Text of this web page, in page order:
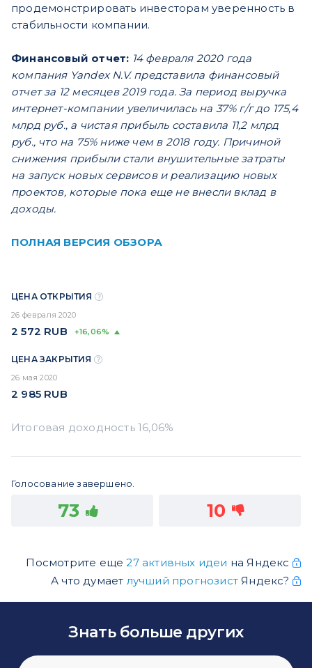
продемонстрировать инвесторам уверенность в
стабильности компании.
Финансовый отчет: 14 февраля 2020 года
компания Yandex N.V. представила финансовый
отчет за 12 месяцев 2019 года. За период выручка
интернет-компании увеличилась на 37% г/г до 175,4
млрд руб., а чистая прибыль составила 11,2 млрд
руб., что на 75% ниже чем в 2018 году. Причиной
снижения прибыли стали внушительные затраты
на запуск новых сервисов и реализацию новых
проектов, которые пока еще не внесли вклад в
доходы.
ПОЛНАЯ ВЕРСИЯ ОБЗОРА
ЦЕНА ОТКРЫТИЯ
26 февраля 2020
2 572 RUB +16,06%
ЦЕНА ЗАКРЫТИЯ
26 мая 2020
2 985 RUB
Голосование завершено.
73 10
Посмотрите еще27 активных идеи на Яндекс
А что думает лучший прогнозистЯндекс?
Знать больше других